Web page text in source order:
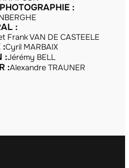
:
:
Frank VAN DE CASTEELE
:Cyril MARBAIX
:Jérémy BELL
:Alexandre TRAUNER